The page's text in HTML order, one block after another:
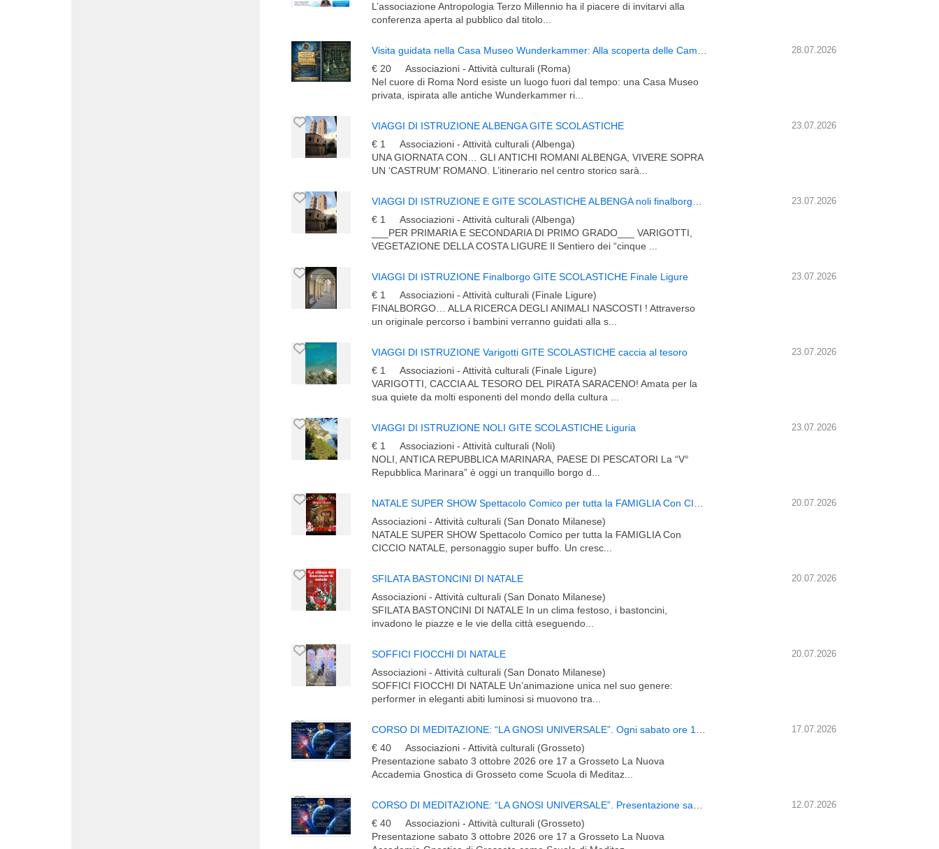
L’associazione Antropologia Terzo Millennio ha il piacere di invitarvi alla
conferenza aperta al pubblico dal titolo...
28.07.2026
€ 20
Associazioni - Attività culturali (Roma)
Nel cuore di Roma Nord esiste un luogo fuori dal tempo: una Casa Museo
privata, ispirata alle antiche Wunderkammer ri...
23.07.2026
VIAGGI DI ISTRUZIONE ALBENGA GITE SCOLASTICHE
€ 1
Associazioni - Attività culturali (Albenga)
UNA GIORNATA CON… GLI ANTICHI ROMANI ALBENGA, VIVERE SOPRA
UN ‘CASTRUM’ ROMANO. L’itinerario nel centro storico sarà...
23.07.2026
€ 1
Associazioni - Attività culturali (Albenga)
___PER PRIMARIA E SECONDARIA DI PRIMO GRADO___ VARIGOTTI,
VEGETAZIONE DELLA COSTA LIGURE Il Sentiero dei “cinque ...
23.07.2026
VIAGGI DI ISTRUZIONE Finalborgo GITE SCOLASTICHE Finale Ligure
€ 1
Associazioni - Attività culturali (Finale Ligure)
FINALBORGO… ALLA RICERCA DEGLI ANIMALI NASCOSTI ! Attraverso
un originale percorso i bambini verranno guidati alla s...
23.07.2026
VIAGGI DI ISTRUZIONE Varigotti GITE SCOLASTICHE caccia al tesoro
€ 1
Associazioni - Attività culturali (Finale Ligure)
VARIGOTTI, CACCIA AL TESORO DEL PIRATA SARACENO! Amata per la
sua quiete da molti esponenti del mondo della cultura ...
23.07.2026
VIAGGI DI ISTRUZIONE NOLI GITE SCOLASTICHE Liguria
€ 1
Associazioni - Attività culturali (Noli)
NOLI, ANTICA REPUBBLICA MARINARA, PAESE DI PESCATORI La “V°
Repubblica Marinara” è oggi un tranquillo borgo d...
20.07.2026
Associazioni - Attività culturali (San Donato Milanese)
NATALE SUPER SHOW Spettacolo Comico per tutta la FAMIGLIA Con
CICCIO NATALE, personaggio super buffo. Un cresc...
20.07.2026
SFILATA BASTONCINI DI NATALE
Associazioni - Attività culturali (San Donato Milanese)
SFILATA BASTONCINI DI NATALE In un clima festoso, i bastoncini,
invadono le piazze e le vie della città eseguendo...
20.07.2026
SOFFICI FIOCCHI DI NATALE
Associazioni - Attività culturali (San Donato Milanese)
SOFFICI FIOCCHI DI NATALE Un’animazione unica nel suo genere:
performer in eleganti abiti luminosi si muovono tra...
17.07.2026
€ 40
Associazioni - Attività culturali (Grosseto)
Presentazione sabato 3 ottobre 2026 ore 17 a Grosseto La Nuova
Accademia Gnostica di Grosseto come Scuola di Meditaz...
12.07.2026
€ 40
Associazioni - Attività culturali (Grosseto)
Presentazione sabato 3 ottobre 2026 ore 17 a Grosseto La Nuova